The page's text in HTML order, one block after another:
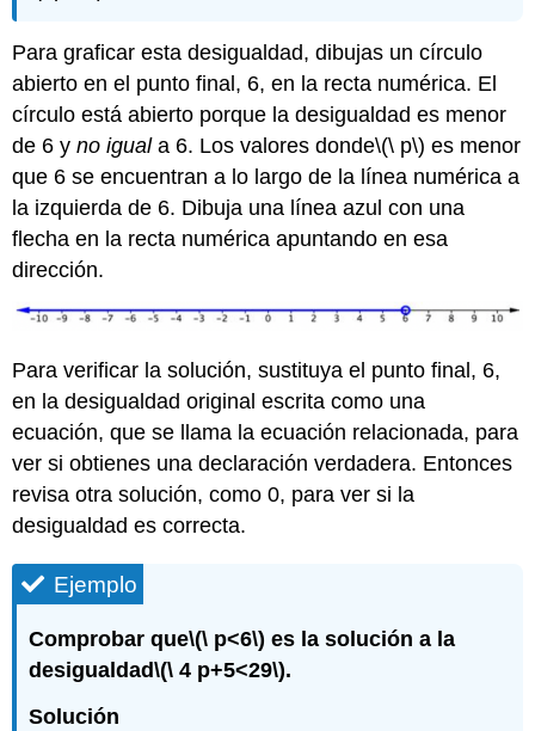
Para graficar esta desigualdad, dibujas un círculo
abierto en el punto final, 6, en la recta numérica. El
círculo está abierto porque la desigualdad es menor
de 6 yno iguala 6. Los valores donde\(\ p\) es menor
que 6 se encuentran a lo largo de la línea numérica a
la izquierda de 6. Dibuja una línea azul con una
flecha en la recta numérica apuntando en esa
dirección.
Para verificar la solución, sustituya el punto final, 6,
en la desigualdad original escrita como una
ecuación, que se llama la ecuación relacionada, para
ver si obtienes una declaración verdadera. Entonces
revisa otra solución, como 0, para ver si la
desigualdad es correcta.
Ejemplo
Comprobar que\(\ p<6\) es la solución a la
desigualdad\(\ 4 p+5<29\).
Solución